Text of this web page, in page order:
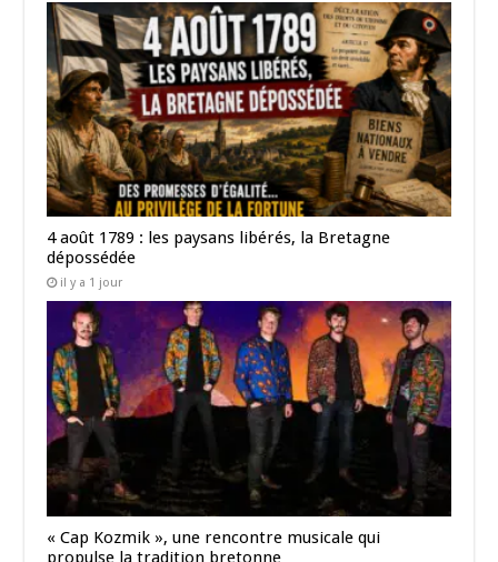
4 août 1789 : les paysans libérés, la Bretagne
dépossédée
il y a 1 jour
« Cap Kozmik », une rencontre musicale qui
propulse la tradition bretonne